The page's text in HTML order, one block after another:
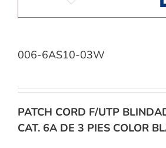
006-6AS10-03W
PATCH CORD F/UTP
CAT. 6A DE 3 PIES COLOR